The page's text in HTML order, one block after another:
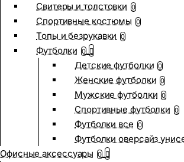
Свитеры и толстовки 0
Спортивные костюмы 0
Топы и безрукавки 0
Футболки 0
Детские футболки 0
Женские футболки 0
Мужские футболки 0
Спортивные футболки 0
Футболки все 0
Футболки оверсайз
Офисные аксессуары 0